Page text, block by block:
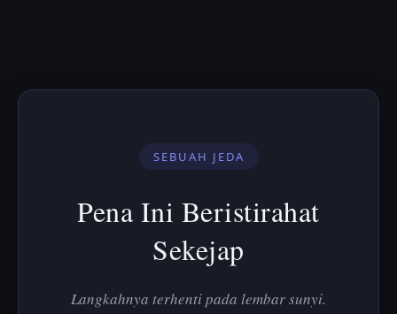
SEBUAH JEDA
Pena Ini Beristirahat
Sekejap
Langkahnya terhenti pada lembar sunyi.